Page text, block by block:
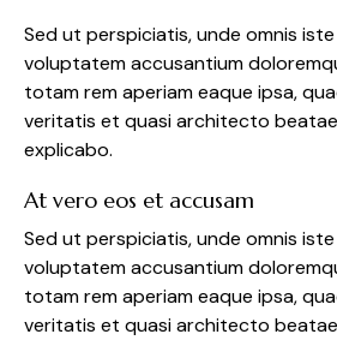
Sed ut perspiciatis, unde omnis
voluptatem accusantium
totam rem aperiam eaque ipsa,
veritatis et quasi architecto
explicabo.
At vero eos et accusam
Sed ut perspiciatis, unde omnis
voluptatem accusantium
totam rem aperiam eaque ipsa,
veritatis et quasi architecto